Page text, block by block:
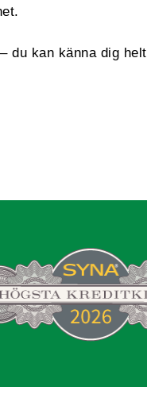
du kan känna dig